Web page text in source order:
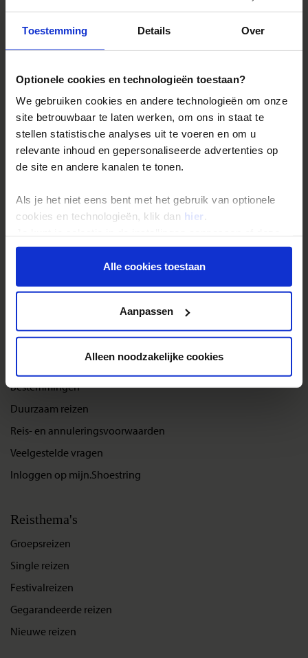
Toestemming Details Over
Optionele cookies en technologieën toestaan?
We gebruiken cookies en andere technologieën om onze
site betrouwbaar te laten werken, om ons in staat te
stellen statistische analyses uit te voeren en om u
relevante inhoud en gepersonaliseerde advertenties op
de site en andere kanalen te tonen.
Als je het niet eens bent met het gebruik van optionele
cookies en technologieën, klik dan hier .
onder aan de pagina op elk gewenst moment voor de
toekomst wijzigen.Alle cookies toestaan
Aanpassen
Alleen noodzakelijke cookies
-
FUKUOKA (hoogte: 3 m.)
Maand Max TMin TRegenZon
Februari
11 4 60
4
Maart
15 8 140
4
April
20
6
Mei
24 16 210
7
Juni
27 21 340
5
Juli
31 25 380
5
Augustus
32 25 170
6
Oktober
23 16 110
6
November
17 11 140
4
Landinformatie Japan
Reizen met Shoestring
De belangrijkste info op een rij
Bestemmingen
Duurzaam reizen
Reis- en annuleringsvoorwaarden
Veelgestelde vragen
Inloggen op mijn.Shoestring
Reisthema's
Groepsreizen
Single reizen
Festivalreizen
Gegarandeerde reizen
Nieuwe reizen